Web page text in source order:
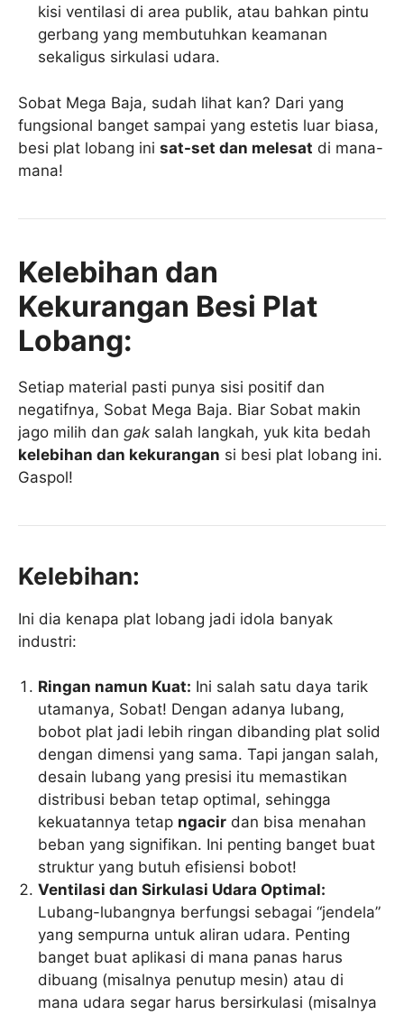
kisi ventilasi di area publik, atau bahkan pintu
gerbang yang membutuhkan keamanan
sekaligus sirkulasi udara.
Sobat Mega Baja, sudah lihat kan? Dari yang
fungsional banget sampai yang estetis luar biasa,
besi plat lobang ini sat-set dan melesat di mana-
mana!
Kelebihan dan
Kekurangan Besi Plat
Lobang:
Setiap material pasti punya sisi positif dan
negatifnya, Sobat Mega Baja. Biar Sobat makin
jago milih dan gak salah langkah, yuk kita bedah
kelebihan dan kekurangan si besi plat lobang ini.
Gaspol!
Kelebihan:
Ini dia kenapa plat lobang jadi idola banyak
industri:
Ringan namun Kuat: Ini salah satu daya tarik
utamanya, Sobat! Dengan adanya lubang,
bobot plat jadi lebih ringan dibanding plat solid
dengan dimensi yang sama. Tapi jangan salah,
desain lubang yang presisi itu memastikan
distribusi beban tetap optimal, sehingga
kekuatannya tetap ngacir dan bisa menahan
beban yang signifikan. Ini penting banget buat
struktur yang butuh efisiensi bobot!
Ventilasi dan Sirkulasi Udara Optimal:
Lubang-lubangnya berfungsi sebagai “jendela”
yang sempurna untuk aliran udara. Penting
banget buat aplikasi di mana panas harus
dibuang (misalnya penutup mesin) atau di
mana udara segar harus bersirkulasi (misalnya